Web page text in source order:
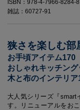
ISBN：978-4-7966-8284-8
雑誌：60727-91
狭さを楽しむ部
お手頃アイテム170
おしゃれキッチン
木と布のインテリア
大人気シリーズ『smart
す。リニューアルをお